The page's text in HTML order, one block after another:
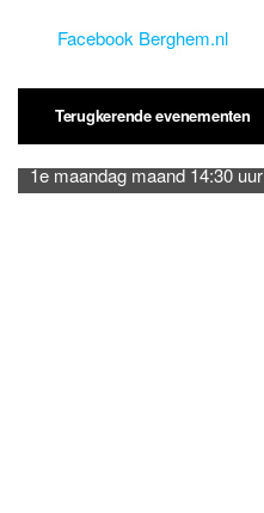
Facebook Berghem.nl
Terugkerende evenementen
1e maandag maand 14:30 uur